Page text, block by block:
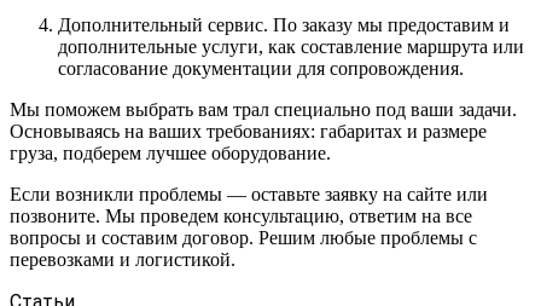
Дополнительный сервис. По заказу мы предоставим и
дополнительные услуги, как составление маршрута или
согласование документации для сопровождения.
Мы поможем выбрать вам трал специально под ваши задачи.
Основываясь на ваших требованиях: габаритах и размере
груза, подберем лучшее оборудование.
Если возникли проблемы — оставьте заявку на сайте или
позвоните. Мы проведем консультацию, ответим на все
вопросы и составим договор. Решим любые проблемы с
перевозками и логистикой.